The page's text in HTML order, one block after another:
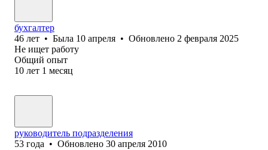
бухгалтер
46 лет • Была 10 апреля • Обновлено 2 февраля 2025
Не ищет работу
Общий опыт
10 лет 1 месяц
руководитель подразделения
53 года • Обновлено 30 апреля 2010